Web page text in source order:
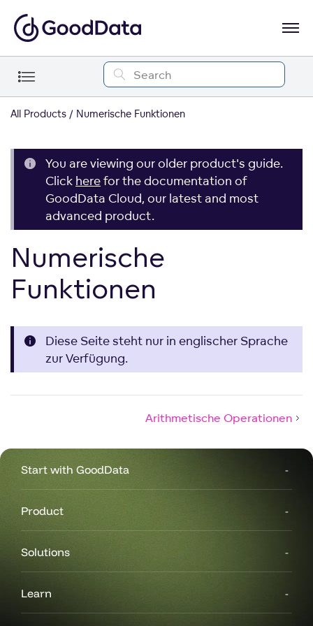
All Products Numerische Funktionen
You are viewing our older product's guide.
Click herefor the documentation of
GoodData Cloud, our latest and most
advanced product.
Numerische
Funktionen
Diese Seite steht nur in englischer Sprache
zur Verfügung.
Arithmetische Operationen
Start with GoodData
Product
Solutions
Learn